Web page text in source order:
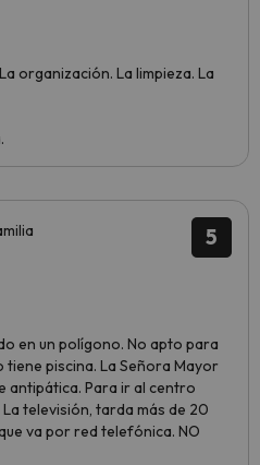
organización. La limpieza. La
5
en un polígono. No apto para
piscina. La Señora Mayor
antipática. Para ir al centro
televisión, tarda más de 20
va por red telefónica. NO